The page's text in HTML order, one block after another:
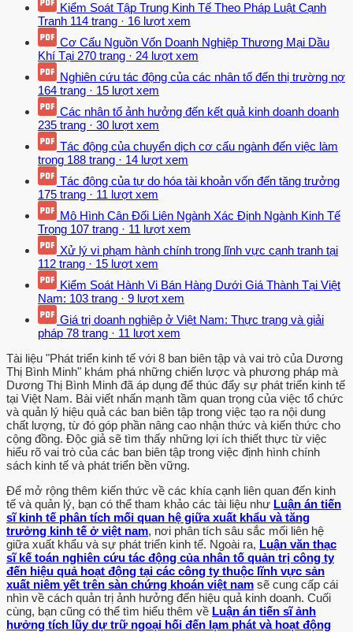
Kiểm Soát Tập Trung Kinh Tế Theo Pháp Luật Cạnh
Tranh 114 trang · 16 lượt xem
Cơ Cấu Nguồn Vốn Doanh Nghiệp Thương Mại Dầu
Khí Tại 270 trang · 24 lượt xem
Nghiên cứu tác động của các nhân tố đến thị trường nợ
164 trang · 15 lượt xem
Các nhân tố ảnh hưởng đến kết quả kinh doanh doanh
235 trang · 30 lượt xem
Tác động của chuyển dịch cơ cấu ngành đến việc làm
trong 188 trang · 14 lượt xem
Tác động của tự do hóa tài khoản vốn đến tăng trưởng
175 trang · 11 lượt xem
Mô Hình Cân Đối Liên Ngành Xác Định Ngành Kinh Tế
Trọng 107 trang · 11 lượt xem
Xử lý vi phạm hành chính trong lĩnh vực cạnh tranh tại
112 trang · 15 lượt xem
Kiểm Soát Hành Vi Bán Hàng Dưới Giá Thành Tại Việt
Nam: 103 trang · 9 lượt xem
Giá trị doanh nghiệp ở Việt Nam: Thực trạng và giải
pháp 78 trang · 11 lượt xem
Tài liệu "Phát triển kinh tế với 8 ban biên tập và vai trò của Dương
Thị Bình Minh" khám phá những chiến lược và phương pháp mà
Dương Thị Bình Minh đã áp dụng để thúc đẩy sự phát triển kinh tế
tại Việt Nam. Bài viết nhấn mạnh tầm quan trọng của việc tổ chức
và quản lý hiệu quả các ban biên tập trong việc tạo ra nội dung
chất lượng, từ đó góp phần nâng cao nhận thức và kiến thức cho
cộng đồng. Độc giả sẽ tìm thấy những lợi ích thiết thực từ việc
hiểu rõ vai trò của các ban biên tập trong việc định hình chính
sách kinh tế và phát triển bền vững.
Để mở rộng thêm kiến thức về các khía cạnh liên quan đến kinh
tế và quản lý, bạn có thể tham khảo các tài liệu như Luận án tiến
sĩ kinh tế phân tích mối quan hệ giữa xuất khẩu và tăng
trưởng kinh tế ở việt nam, nơi phân tích sâu sắc mối liên hệ
giữa xuất khẩu và sự phát triển kinh tế. Ngoài ra, Luận văn thạc
sĩ kế toán nghiên cứu tác động của nhân tố quản trị công ty
đến hiệu quả hoạt động tại các công ty thuộc lĩnh vực sản
xuất niêm yết trên sàn chứng khoán việt nam sẽ cung cấp cái
nhìn về cách quản trị ảnh hưởng đến hiệu quả kinh doanh. Cuối
cùng, bạn cũng có thể tìm hiểu thêm về Luận án tiến sĩ ảnh
hưởng tích lũy dự trữ ngoại hối đến lạm phát và hoạt động